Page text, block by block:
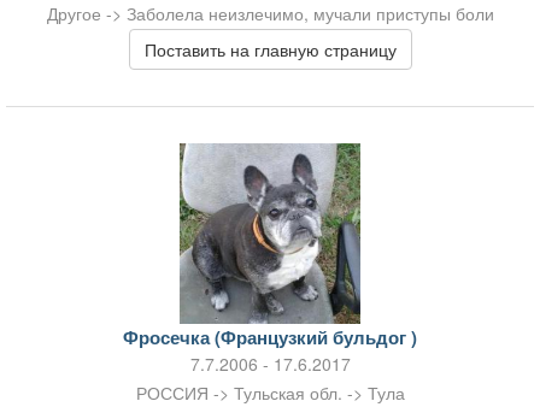
Другое -> Заболела неизлечимо, мучали приступы боли
Поставить на главную страницу
Фросечка (Французкий бульдог )
7.7.2006 - 17.6.2017
РОССИЯ -> Тульская обл. -> Тула